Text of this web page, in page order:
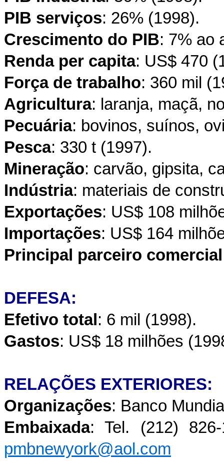
PIB serviços: 26% (1998).
Crescimento do PIB: 7% ao
Renda per capita: US$ 470
Força de trabalho: 360 mil
Agricultura: laranja, maçã,
Pecuária: bovinos, suínos,
Pesca: 330 t (1997).
Mineração: carvão, gipsita,
Indústria: materiais de
Exportações: US$ 108
Importações: US$ 164
Principal parceiro comercial
DEFESA:
Efetivo total : 6 mil (1998).
Gastos: US$ 18 milhões
RELAÇÕES EXTERIORES:
Organizações: Banco
Embaixada: Tel. (212)
pmbnewyork@aol.com